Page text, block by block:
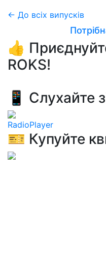
← До всіх випусків
👍
ROKS!
📱 Слухайте
RadioPlayer
🎫 Купуйте